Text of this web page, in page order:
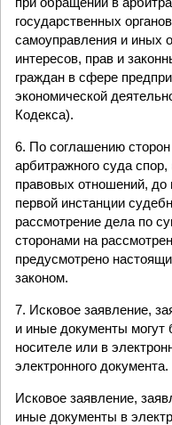
государственных
самоуправления и иных
интересов, прав и
граждан в сфере
экономической
Кодекса).
6. По соглашению
арбитражного суда
правовых отношений,
первой инстанции
рассмотрение дела по
сторонами на
предусмотрено
законом.
7. Исковое заявление,
и иные документы
носителе или в
электронного документа.
Исковое заявление,
иные документы в